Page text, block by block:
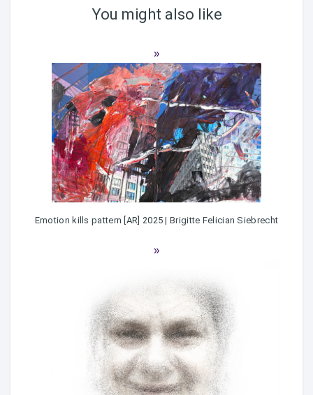
You might also like
Emotion kills pattern [AR] 2025 | Brigitte Felician Siebrecht